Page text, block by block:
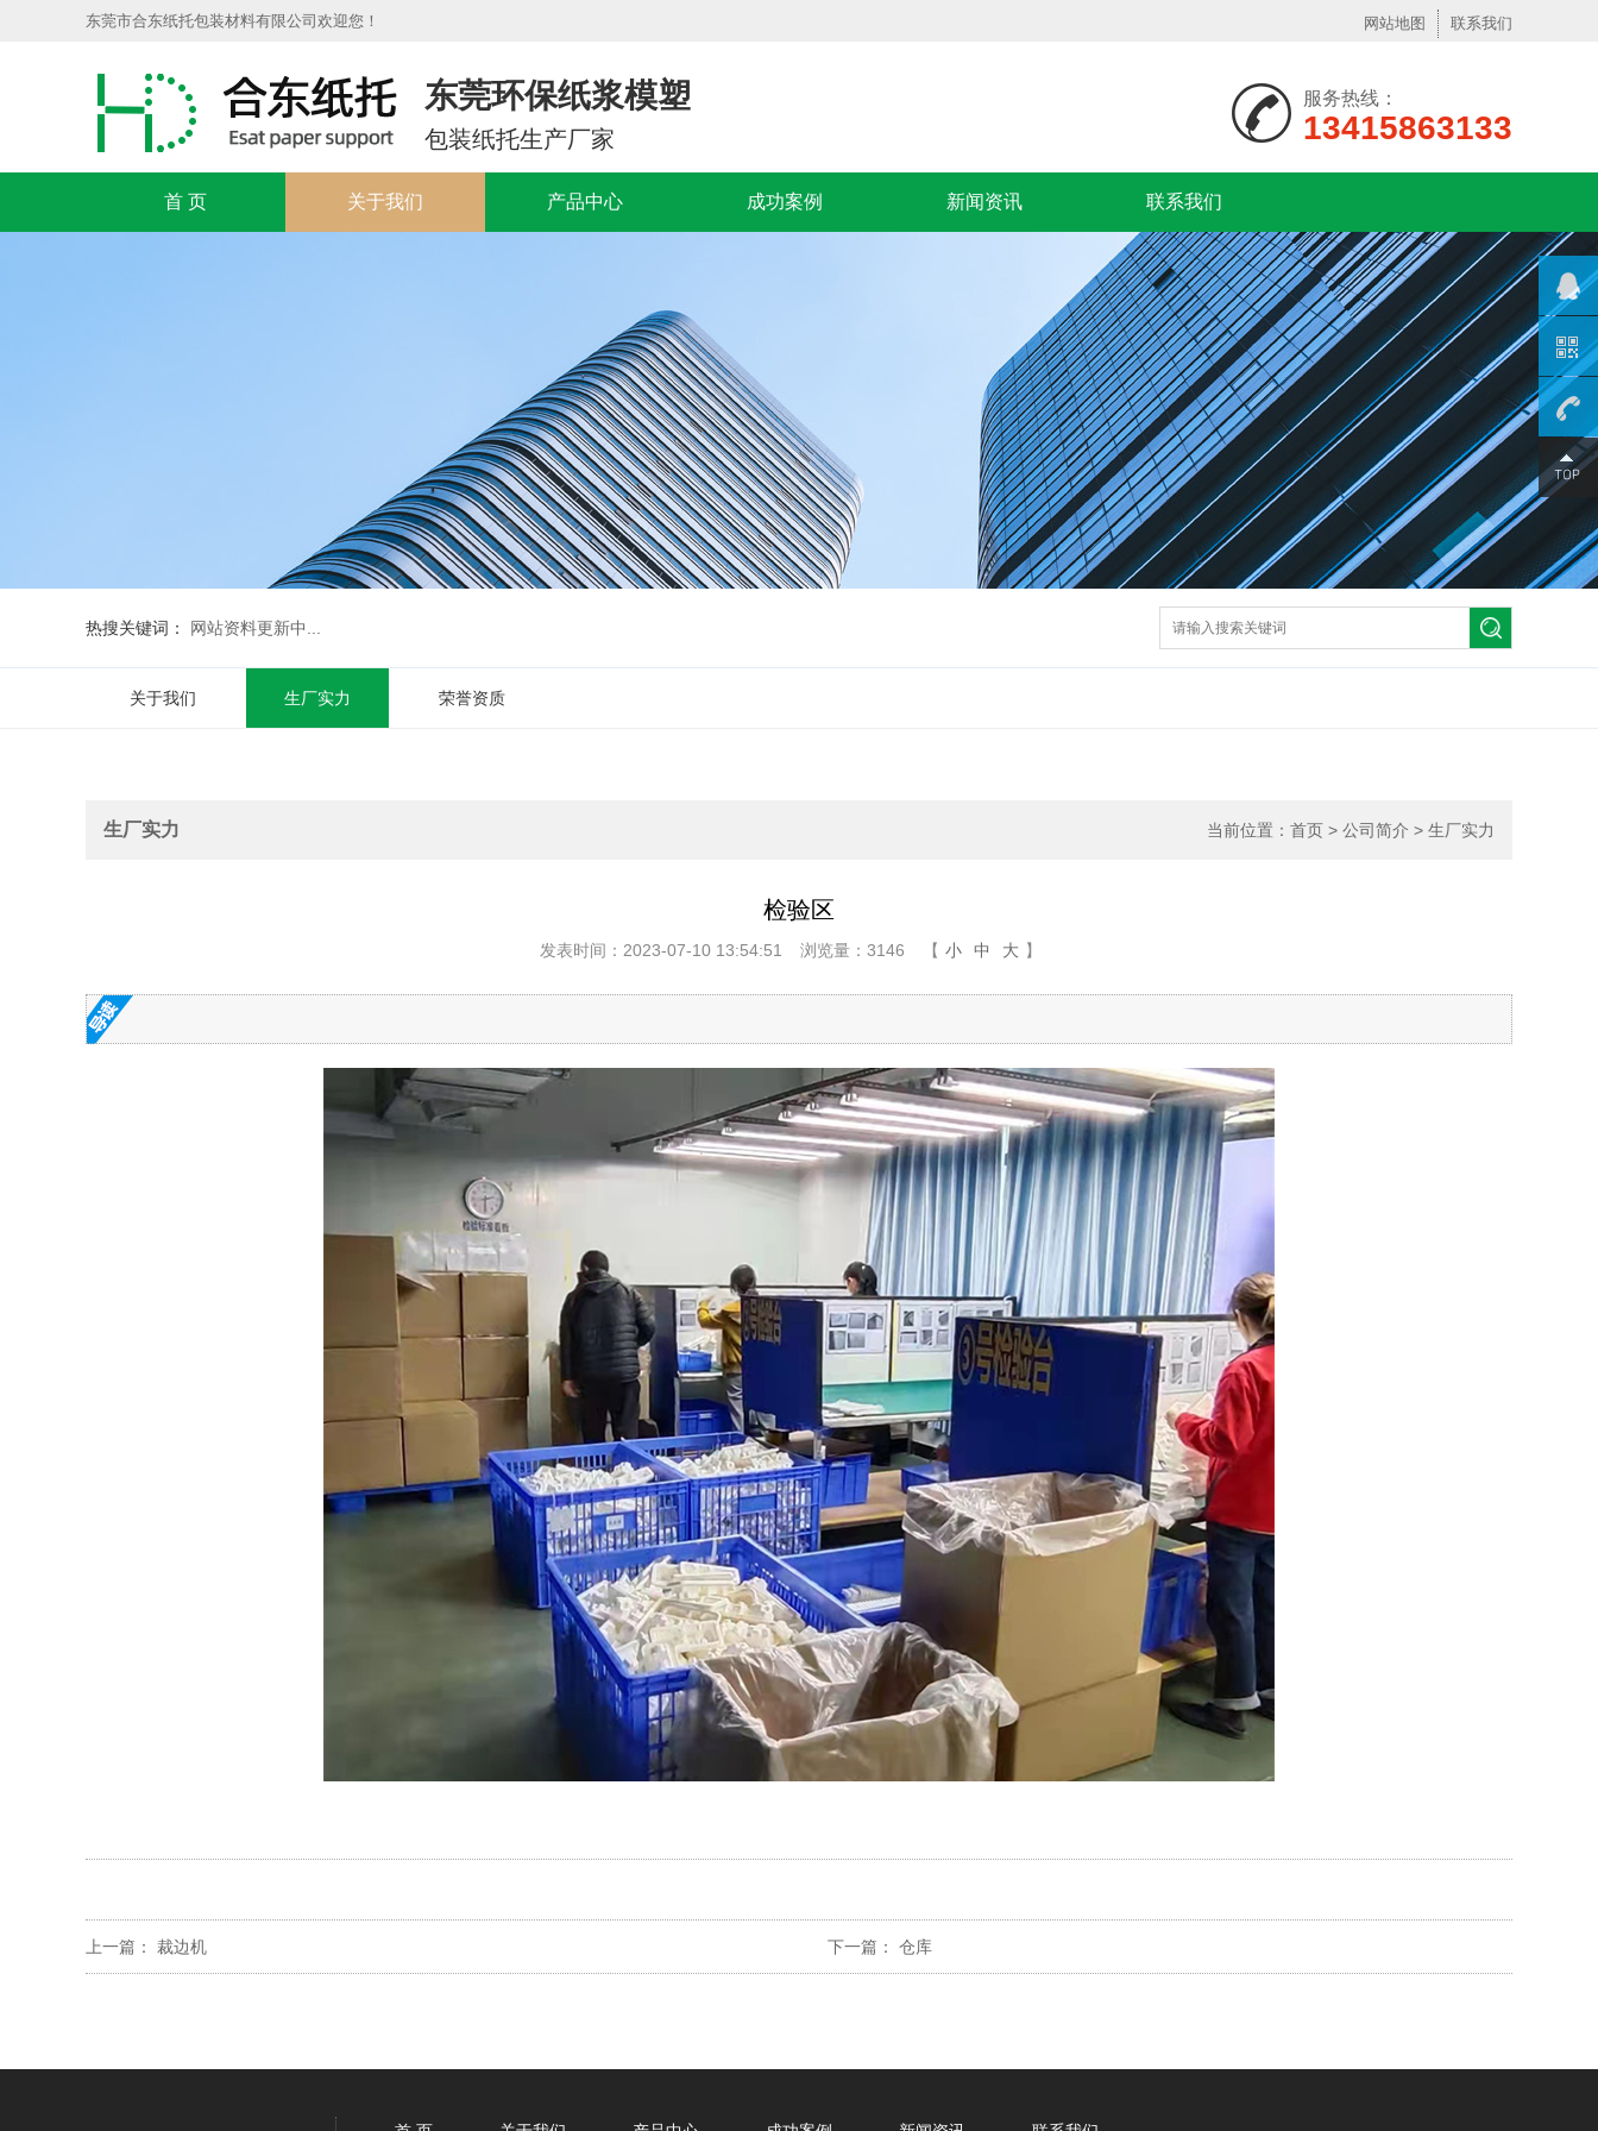
东莞市合东纸托包装材料有限公司欢迎您！ 网站地图 联系我们
东莞环保纸浆模塑
包装纸托生产厂家
服务热线：
13415863133
首 页 关于我们 产品中心 成功案例 新闻资讯 联系我们
热搜关键词： 网站资料更新中...
关于我们 生厂实力 荣誉资质
生厂实力 当前位置： 首页 > 公司简介 > 生厂实力
检验区
发表时间：2023-07-10 13:54:51 浏览量：3146 【 小 中 大 】
上一篇： 裁边机 下一篇： 仓库